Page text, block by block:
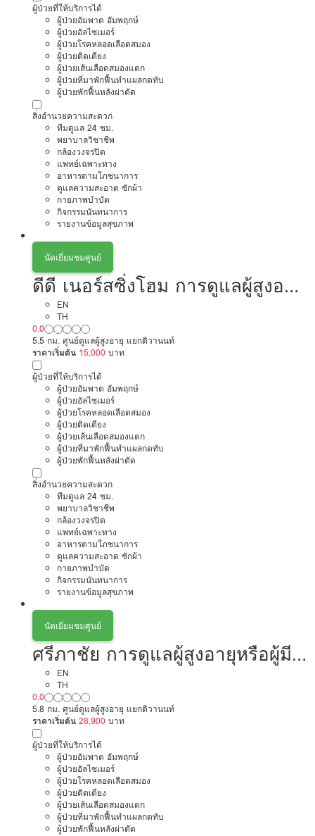
ผู้ป่วยที่ให้บริการได้
ผู้ป่วยอัมพาต อัมพฤกษ์
ผู้ป่วยอัลไซเมอร์
ผู้ป่วยโรคหลอดเลือดสมอง
ผู้ป่วยติดเตียง
ผู้ป่วยเส้นเลือดสมองแตก
ผู้ป่วยที่มาพักฟื้นทำแผลกดทับ
ผู้ป่วยพักฟื้นหลังผ่าตัด
สิ่งอำนวยความสะดวก
ทีมดูแล 24 ชม.
พยาบาลวิชาชีพ
กล้องวงจรปิด
แพทย์เฉพาะทาง
อาหารตามโภชนาการ
ดูแลความสะอาด ซักผ้า
กายภาพบำบัด
กิจกรรมนันทนาการ
รายงานข้อมูลสุขภาพ
นัดเยี่ยมชมศูนย์
ดีดี เนอร์สซิ่งโฮม การดูแลผู้สูงอายุ
หรือผู้มีภาวะพึ่งพิง สาขา 2
EN
TH
0.0
5.5 กม. ศูนย์ดูแลผู้สูงอายุ แยกติวานนท์
ราคาเริ่มต้น 15,000 บาท
ผู้ป่วยที่ให้บริการได้
ผู้ป่วยอัมพาต อัมพฤกษ์
ผู้ป่วยอัลไซเมอร์
ผู้ป่วยโรคหลอดเลือดสมอง
ผู้ป่วยติดเตียง
ผู้ป่วยเส้นเลือดสมองแตก
ผู้ป่วยที่มาพักฟื้นทำแผลกดทับ
ผู้ป่วยพักฟื้นหลังผ่าตัด
สิ่งอำนวยความสะดวก
ทีมดูแล 24 ชม.
พยาบาลวิชาชีพ
กล้องวงจรปิด
แพทย์เฉพาะทาง
อาหารตามโภชนาการ
ดูแลความสะอาด ซักผ้า
กายภาพบำบัด
กิจกรรมนันทนาการ
รายงานข้อมูลสุขภาพ
นัดเยี่ยมชมศูนย์
ศรีภาชัย การดูแลผู้สูงอายุหรือผู้มี
ภาวะพึ่งพิง
EN
TH
0.0
5.8 กม. ศูนย์ดูแลผู้สูงอายุ แยกติวานนท์
ราคาเริ่มต้น 28,900 บาท
ผู้ป่วยที่ให้บริการได้
ผู้ป่วยอัมพาต อัมพฤกษ์
ผู้ป่วยอัลไซเมอร์
ผู้ป่วยโรคหลอดเลือดสมอง
ผู้ป่วยติดเตียง
ผู้ป่วยเส้นเลือดสมองแตก
ผู้ป่วยที่มาพักฟื้นทำแผลกดทับ
ผู้ป่วยพักฟื้นหลังผ่าตัด